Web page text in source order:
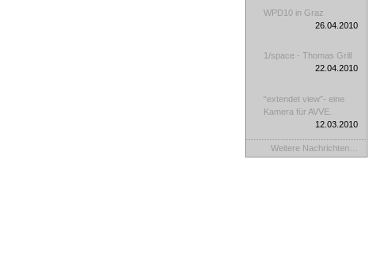
WPD10 in Graz
26.04.2010
1/space - Thomas Grill
22.04.2010
“extendet view”- eine
Kamera für AVVE.
12.03.2010
Weitere Nachrichten…